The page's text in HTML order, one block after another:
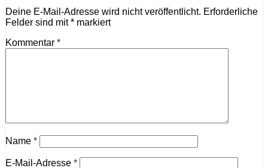
Deine E-Mail-Adresse wird nicht veröffentlicht. Erforderliche
Felder sind mit* markiert
Kommentar *
Name *
E-Mail-Adresse *